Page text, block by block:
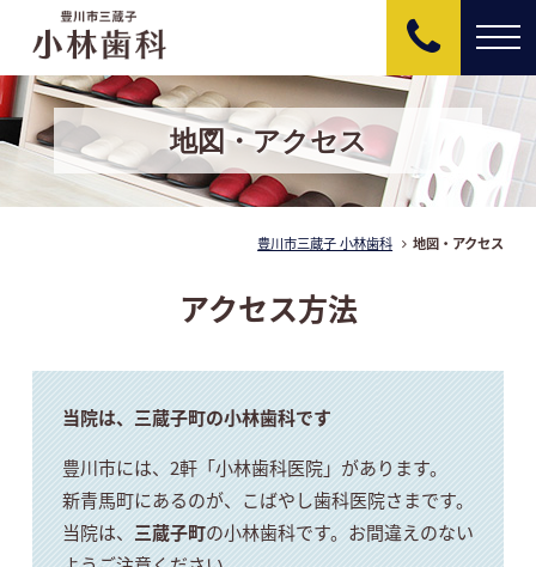
地図・アクセス
豊川市三蔵子 小林歯科 地図・アクセス
アクセス方法
当院は、三蔵子町の小林歯科です
豊川市には、2軒「小林歯科医院」があります。
新青馬町にあるのが、こばやし歯科医院さまです。
当院は、 三蔵子町の小林歯科です。お間違えのない